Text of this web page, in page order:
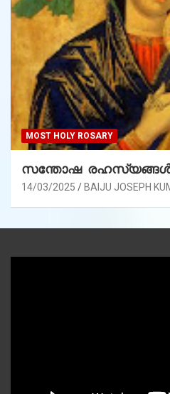
MOST HOLY ROSARY
സന്തോഷ രഹസ്യങ്ങൾ
14/03/2025 BAIJU JOSEPH